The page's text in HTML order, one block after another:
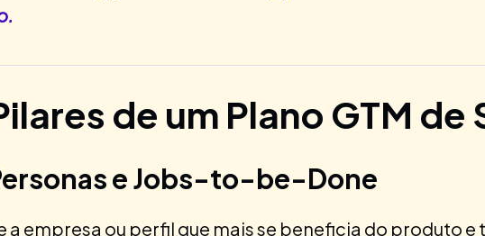
de um Plano GTM de
e Jobs-to-be-Done
a empresa ou perfil que mais se beneficia do produto e